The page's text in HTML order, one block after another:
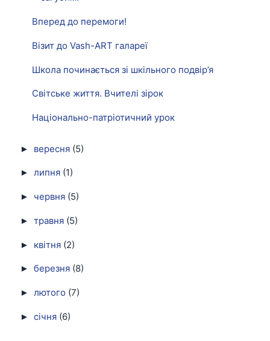
Вперед до перемоги!
Візит до Vash-ART галареї
Школа починається зі шкільного подвір’я
Світське життя. Вчителі зірок
Національно-патріотичний урок
► вересня (5)
► липня (1)
► червня (5)
► травня (5)
► квітня (2)
► березня (8)
► лютого (7)
► січня (6)